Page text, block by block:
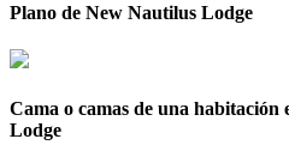
Plano de New Nautilus Lodge
Cama o camas de una habitación
Lodge